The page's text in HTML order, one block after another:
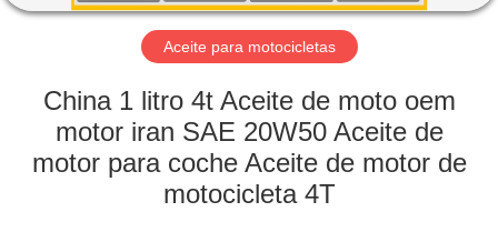
VISITA
FÁBRICA
Aceite para motocicletas
China 1 litro 4t Aceite de moto oem
motor iran SAE 20W50 Aceite de
motor para coche Aceite de motor de
motocicleta 4T